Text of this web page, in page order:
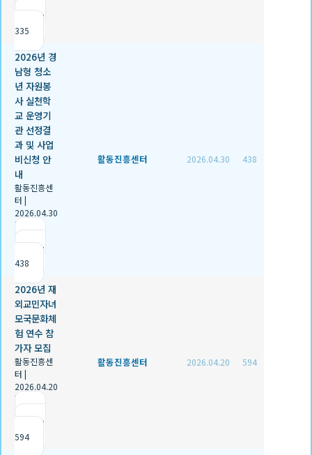
조회
335
2026년 경
남형 청소
년 자원봉
사 실천학
교 운영기
관 선정결
과 및 사업
비신청 안
내
활동진흥센
터 |
2026.04.30
|
조회
438
활동진흥센터 2026.04.30 438
2026년 재
외교민자녀
모국문화체
험 연수 참
가자 모집
활동진흥센
터 |
2026.04.20
|
조회
594
활동진흥센터 2026.04.20 594